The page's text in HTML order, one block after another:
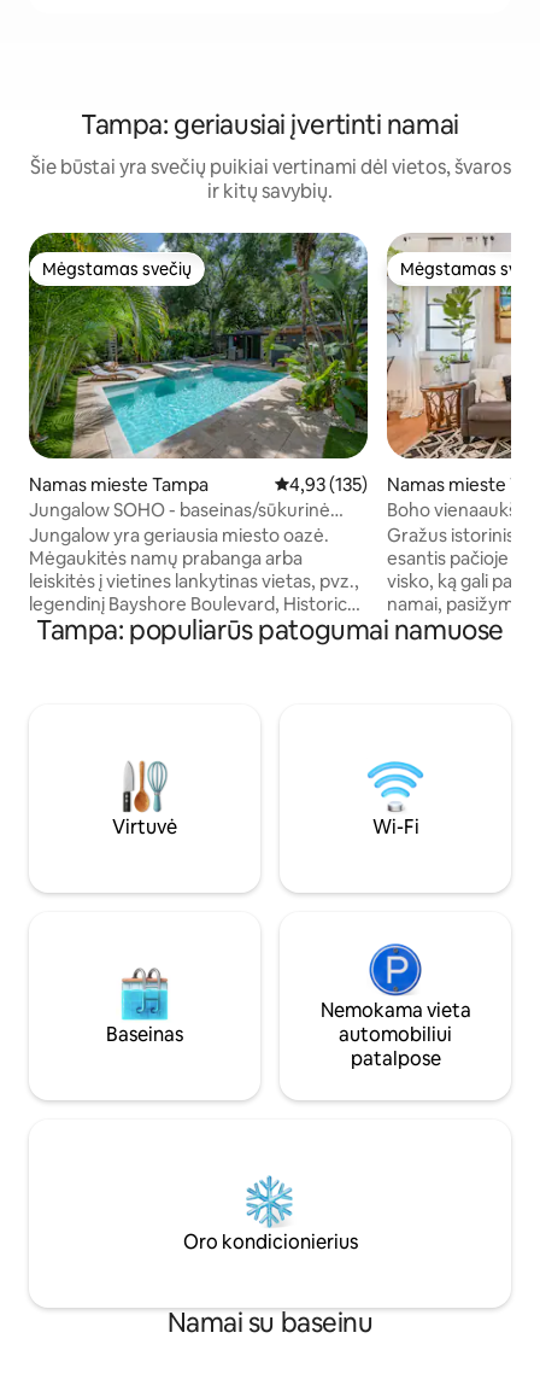
Tampa: geriausiai įvertinti namai
Šie būstai yra svečių puikiai vertinami dėl vietos, švaros
ir kitų savybių.
Mėgstamas svečių
Mėgstamas svečių
Namas mieste Tampa Vidutinis įvertinimas: 4,93 iš 5,
4,93 (135)
Jungalow SOHO - baseinas/sūkurinė
vonia
Jungalow yra geriausia miesto oazė.
Mėgaukitės namų prabanga arba
leiskitės į vietines lankytinas vietas, pvz.,
legendinį Bayshore Boulevard, Historic
Hyde Park, SOHO, Downtown ir kt. Šie
namai buvo suprojektuoti atsižvelgiant į
centras - eikite į unikalius barus,
restoranus ir parduotuves ant stogo
arba „Uber“ iki vietinių lankytinų vietų,
tokių kaip „Water Street“, „Amalie“ arena
Mėgstamas
Mėgstamas
Namas mieste
Boho
SOHO - Hyde P-
Gražus istorinis
esantis pačioje
visko, ką gali pasiūlyti
namai,
dizainu, suteikia
televizoriais ir
bohemiškos
atostogoms,
atostogoms,
Tampa: populiarūs patogumai namuose
Virtuvė Wi-Fi
Baseinas
Nemokama vieta
automobiliui
patalpose
Oro kondicionierius
Namai su baseinu